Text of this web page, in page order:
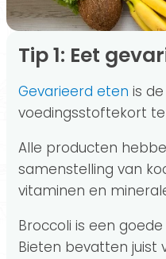
Tip 1: Eet
Gevarieerd eten is
voedingsstoftekort
Alle producten
samenstelling van
vitaminen en
Broccoli is een
Bieten bevatten juist